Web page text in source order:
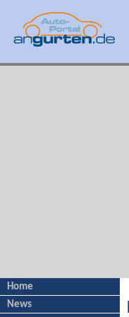
Home
News